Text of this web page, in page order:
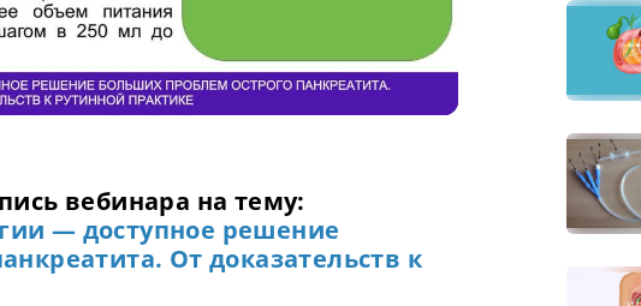
Video
вебинара на тему:
— доступное решение
От доказательств к